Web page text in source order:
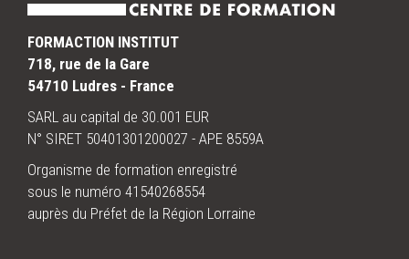
FORMACTION INSTITUT
718, rue de la Gare
54710 Ludres - France
SARL au capital de 30.001 EUR
N° SIRET 50401301200027 - APE 8559A
Organisme de formation enregistré
sous le numéro 41540268554
auprès du Préfet de la Région Lorraine